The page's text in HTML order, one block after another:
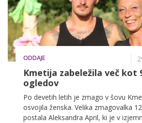
ODDAJE
Kmetija zabeležila več kot
ogledov
Po devetih letih je zmago v šovu
osvojila ženska. Velika zmagovalka
postala Aleksandra April, ki je v